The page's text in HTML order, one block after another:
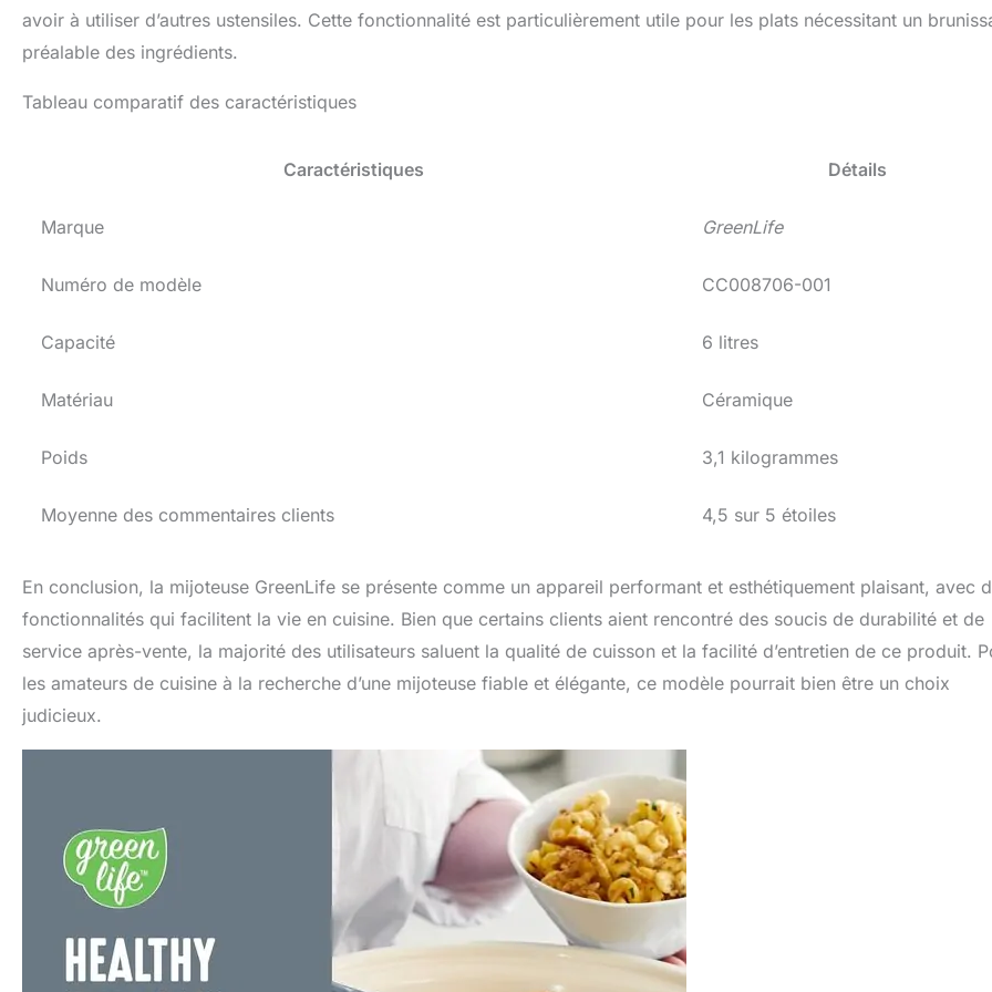
avoir à utiliser d’autres ustensiles. Cette fonctionnalité est particulièrement utile pour les plats nécessitant un
préalable des ingrédients.
Tableau comparatif des caractéristiques
Caractéristiques Détails
Marque GreenLife
Numéro de modèle CC008706-001
Capacité 6 litres
Matériau Céramique
Poids 3,1 kilogrammes
Moyenne des commentaires clients 4,5 sur 5 étoiles
En conclusion, la mijoteuse GreenLife se présente comme un appareil performant et esthétiquement plaisant, avec
fonctionnalités qui facilitent la vie en cuisine. Bien que certains clients aient rencontré des soucis de durabilité et de
service après-vente, la majorité des utilisateurs saluent la qualité de cuisson et la facilité d’entretien de ce produit.
les amateurs de cuisine à la recherche d’une mijoteuse fiable et élégante, ce modèle pourrait bien être un choix
judicieux.